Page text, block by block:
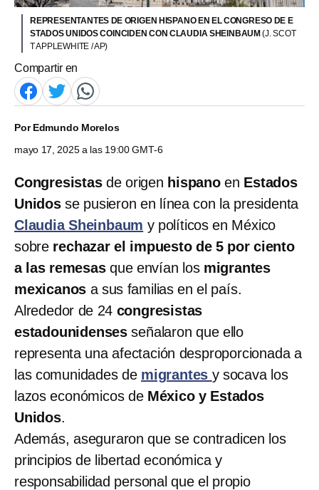
REPRESENTANTES DE ORIGEN HISPANO EN EL CONGRESO DE E
STADOS UNIDOS COINCIDEN CON CLAUDIA SHEINBAUM(J. SCOT
T APPLEWHITE / AP)
Compartir en
PorEdmundo Morelos
mayo 17, 2025 a las 19:00 GMT-6
Congresistas de origen hispanoen Estados
Unidosse pusieron en línea con la presidenta
Claudia Sheinbaum y políticos en México
sobre rechazar el impuesto de 5 por ciento
a las remesasque envían los migrantes
mexicanos a sus familias en el país.
Alrededor de 24 congresistas
estadounidensesseñalaron que ello
representa una afectación desproporcionada a
las comunidades de migrantes y socava los
lazos económicos de México y Estados
Unidos.
Además, aseguraron que se contradicen los
principios de libertad económica y
responsabilidad personal que el propio